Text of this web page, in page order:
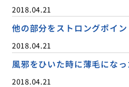
2018.04.21
他の部分をストロングポイ
2018.04.21
風邪をひいた時に薄毛になっ
2018.04.21